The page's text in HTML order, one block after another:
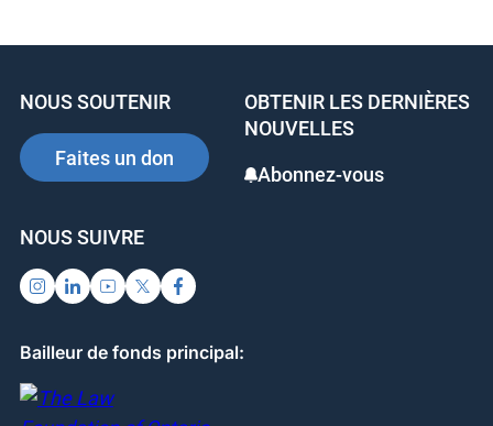
c. Hamilton-Wentworth Police
NOUS SOUTENIR
Faites un don
OBTENIR LES